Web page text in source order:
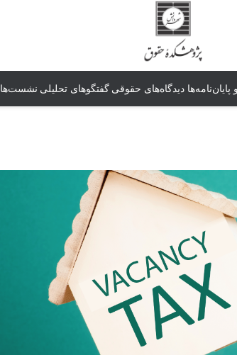
دیدگاه‌های حقوقی گفتگوهای تحلیلی نشست‌ها